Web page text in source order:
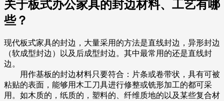
关于板式办公家具的封边材料、工艺有哪
些？
现代板式家具的封边，大量采用的方法是直线封边，异形封边
（软成型封边）以及后成型封边。其中最常用的还是直线封
边。
用作基板的封边材料只要符合：片条或卷带状，具有可被
粘贴的表面，能够用木工刀具进行修整或铣形加工的都可采
用。如木质的，纸质的，塑料的、纤维质地的以及某些复合材